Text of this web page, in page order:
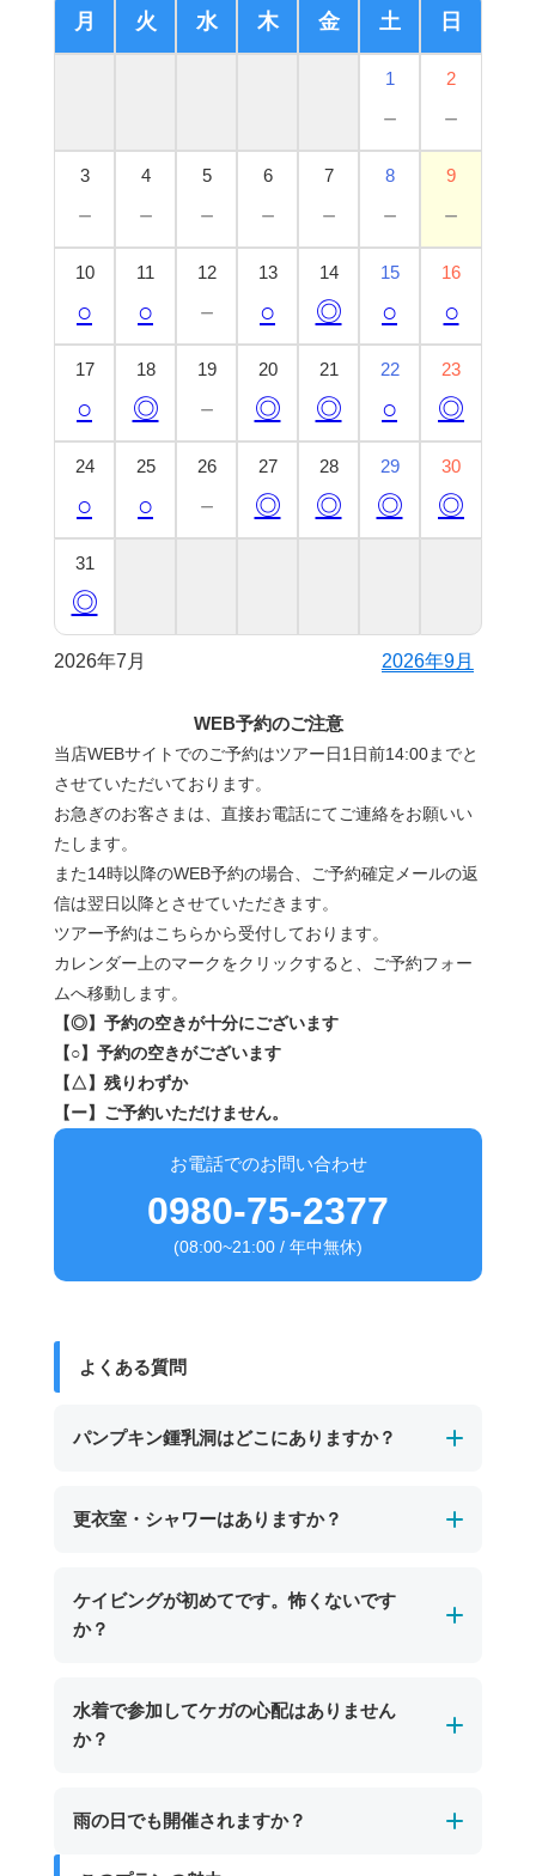
WEB予約のご注意
当店WEBサイトでのご予約はツアー日1日前14:00までと
させていただいております。
お急ぎのお客さまは、直接お電話にてご連絡をお願いい
たします。
また14時以降のWEB予約の場合、ご予約確定メールの返
信は翌日以降とさせていただきます。
ツアー予約はこちらから受付しております。
カレンダー上のマークをクリックすると、ご予約フォー
ムへ移動します。
【◎】予約の空きが十分にございます
【○】予約の空きがございます
【△】残りわずか
【ー】ご予約いただけません。
お電話でのお問い合わせ
0980-75-2377
(08:00~21:00 / 年中無休)
月 火 水 木 金 土 日
1
－
2
－
3
－
4
－
5
－
6
－
7
－
8
－
9
－
10
○
11
○
12
－
13
○
14
◎
15
○
16
○
17
○
18
◎
19
－
20
◎
21
◎
22
○
23
◎
24
○
25
○
26
－
27
◎
28
◎
29
◎
30
◎
31
◎
2026年7月 2026年9月
よくある質問
パンプキン鍾乳洞はどこにありますか？
パンプキン鍾乳洞は、宮古島の東南部、保良泉
干潮時にのみ入口が現れ、カボチャのような形
をした岩が特徴。宮古島市街地からは車で約30
ケリングやケイビングツアーで訪れることがで
きます。
更衣室・シャワーはありますか？
男女別の温水シャワーと更衣室、トイレを完備
しています。
で利用できるプールもあり、宮古島の海遊び後
も楽しい時間を推し越しいただけます。
ケイビングが初めてです。怖くないです
か？
初めての方でも安心してご参加いただけます。
宮古島のパンプキン鍾乳洞では、一部に天井が
ットやヘルメットなどの安全装備も完備してお
水着で参加してケガの心配はありません
か？
はい、水着でご参加いただいても大きなケガの
雨の日でも開催されますか？